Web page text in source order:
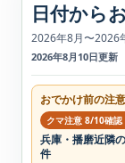
日付から
2026年8月〜2026
2026年8月10日更新
おでかけ前の注意
クマ注意 8/10確認
兵庫・播磨近隣
件